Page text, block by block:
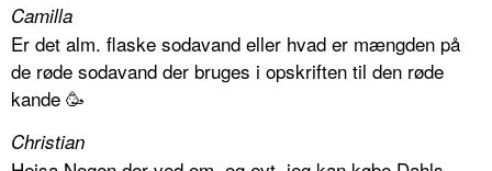
Camilla
Er det alm. flaske sodavand eller hvad er mængden på
de røde sodavand der bruges i opskriften til den røde
kande 🥳
Christian